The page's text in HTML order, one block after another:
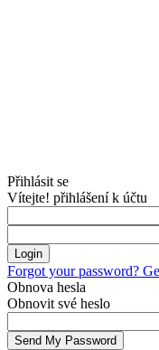
Přihlásit se
Vítejte! přihlášení k účtu
Forgot your password?
Obnova hesla
Obnovit své heslo